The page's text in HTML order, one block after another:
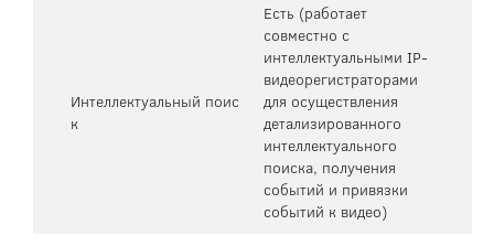
Интеллектуальный поис
к
Есть (работает
совместно с
интеллектуальными IP-
видеорегистраторами
для осуществления
детализированного
интеллектуального
поиска, получения
событий и привязки
событий к видео)